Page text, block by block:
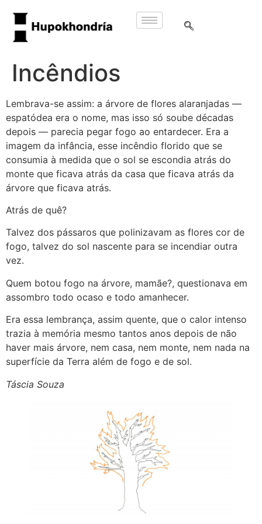
Incêndios
Lembrava-se assim: a árvore de flores alaranjadas —
espatódea era o nome, mas isso só soube décadas
depois — parecia pegar fogo ao entardecer. Era a
imagem da infância, esse incêndio florido que se
consumia à medida que o sol se escondia atrás do
monte que ficava atrás da casa que ficava atrás da
árvore que ficava atrás.
Atrás de quê?
Talvez dos pássaros que polinizavam as flores cor de
fogo, talvez do sol nascente para se incendiar outra
vez.
Quem botou fogo na árvore, mamãe?, questionava em
assombro todo ocaso e todo amanhecer.
Era essa lembrança, assim quente, que o calor intenso
trazia à memória mesmo tantos anos depois de não
haver mais árvore, nem casa, nem monte, nem nada na
superfície da Terra além de fogo e de sol.
Táscia Souza